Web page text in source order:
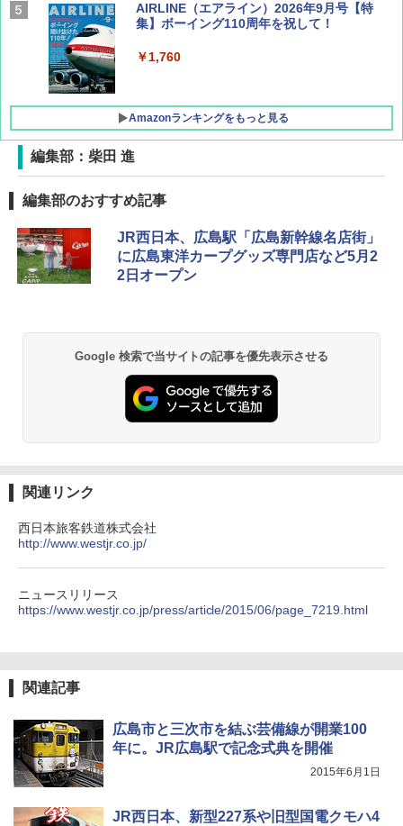
AIRLINE（エアライン）2026年9月号【特
集】ボーイング110周年を祝して！
￥1,760
Amazonランキングをもっと見る
D40 地球の歩き方 チェンマイ タイ北部の魅
力的な町 2026～2027 地球の歩き方D アジア
￥2,079
￥2,479
地球の歩き方 スター・ウォーズ
A26 地球の歩き方 チェコ ポーランド スロヴ
ァキア 2026～2027 地球の歩き方A ヨーロッ
[キャンパーズコレクション 山善] ポップアッ
プテント 傘みたいに広げて畳める パッとサ
ッシュ 簡単設置 ワンタッチテント キャンプ
&ハイキング カーキ PATC-150(KH)
￥6,831
PYKES PEAK (パイクスピーク) 着替えテン
ト プライバシー テント 【中が透けない】 1
ーチ ピクニック ポップアップテント 携帯 簡
易 トイレテント (ブラック)
￥5,999
広げるだけ パッとサッとテント ブラックコ
[キャンパーズコレクション 山善] 傘みたいに
広げるだけ パッとサッとテント キューブ ブ
ラックコーティング フルクローズ メッシュ 3
0B エクルベージュ
BUNDOK(バンドック)ソロ ドーム 1 EX BDK
-08EX カーキ ソロキャンプ ポリエステル フ
￥14,800
DEWEL パラソル 大型 ビーチ アウトドアパ
ラソル ガーデン サイトシート付 折りたたみ
熊撃退スプレー 熊よけスプレー 熊スプレー
【日本企業販売】超強力クマ対策スプレー 30
付き ヒグマ・イノシシ対策 自治体・教育機
ポインターライト 強力 小型 緑色/赤色/青紫色
USB充電式 高精度 超長距離照射 長時間使用
可能 安全ロック付き 高安全性 金属製耐久 コ
ア/オフィス/教育現場/展示会用 緑
編集部：柴田 進
編集部のおすすめ記事
JR西日本、広島駅「広島新幹線名店街」
に広島東洋カープグッズ専門店など5月2
2日オープン
Google 検索で当サイトの記事を優先表示させる
関連リンク
西日本旅客鉄道株式会社
http://www.westjr.co.jp/
ニュースリリース
https://www.westjr.co.jp/press/article/2015/06/page_7219.html
関連記事
広島市と三次市を結ぶ芸備線が開業100
年に。JR広島駅で記念式典を開催
2015年6月1日
JR西日本、新型227系や旧型国電クモハ4